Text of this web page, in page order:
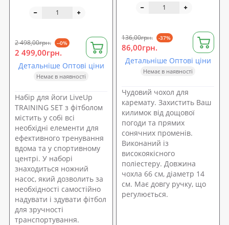
2 498,00грн. --0%
2 499,00грн.
Детальніше Оптові ціни
Немає в наявності
Набір для йоги LiveUp
TRAINING SET з фітболом
містить у собі всі
необхідні елементи для
ефективного тренування
вдома та у спортивному
центрі. У наборі
знаходиться ножний
насос, який дозволить за
необхідності самостійно
надувати і здувати фітбол
для зручності
транспортування.
(MS 1500-1)
136,00грн. -37%
86,00грн.
Детальніше Оптові ціни
Немає в наявності
Чудовий чохол для
каремату. Захистить Ваш
килимок від дощової
погоди та прямих
сонячних променів.
Виконаний із
високоякісного
поліестеру. Довжина
чохла 66 см, діаметр 14
см. Має довгу ручку, що
регулюється.